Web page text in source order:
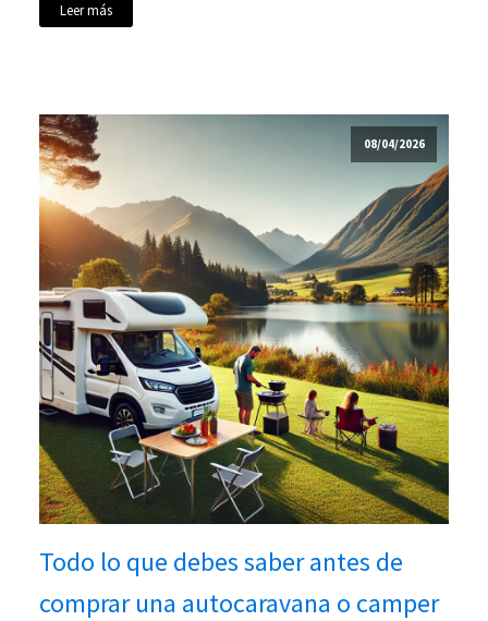
Leer más
08/04/2026
Todo lo que debes saber antes de
comprar una autocaravana o camper